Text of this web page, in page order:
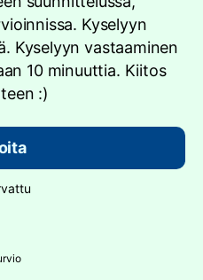
Kyselyyn
Kyselyyn vastaaminen
10 minuuttia. Kiitos
:)